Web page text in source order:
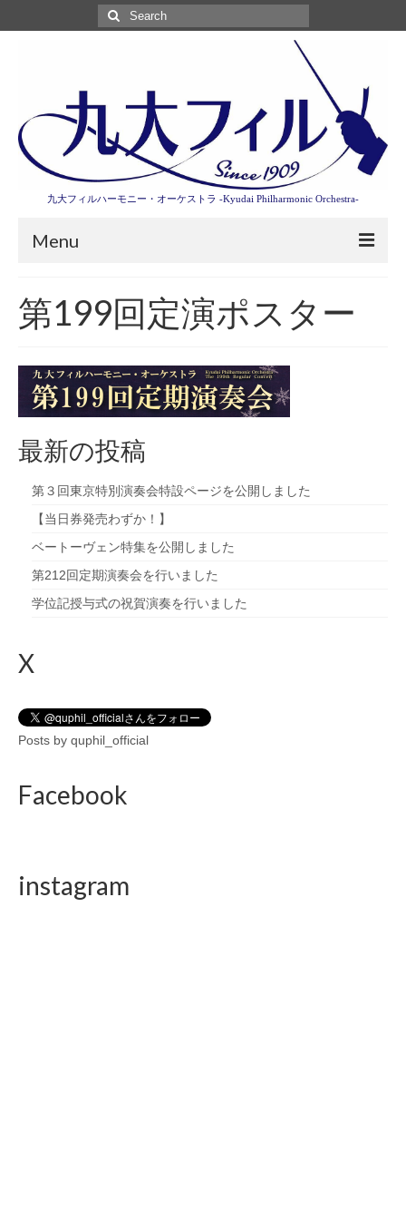
Search
for:
九大フィルハーモニー・オーケストラ -Kyudai Philharmonic Orchestra-
Menu
演奏会情報
卒業記念演奏会2027
九大フィルとは
九大フィルの歴史
演奏会の歴史
出張演奏
九大フィル特集ページ
第199回定演ポスター
最新の投稿
第３回東京特別演奏会特設ページを公開しました
【当日券発売わずか！】
ベートーヴェン特集を公開しました
第212回定期演奏会を行いました
学位記授与式の祝賀演奏を行いました
X
Posts by quphil_official
Facebook
instagram